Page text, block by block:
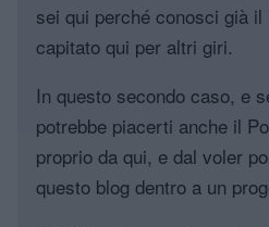
sei qui perché conosci già
capitato qui per altri giri.
In questo secondo caso, e
potrebbe piacerti anche il
proprio da qui, e dal voler
questo blog dentro a un